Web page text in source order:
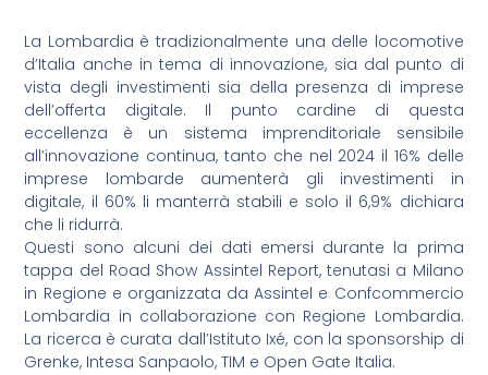
La Lombardia è tradizionalmente una delle locomotive
d’Italia anche in tema di innovazione, sia dal punto di
vista degli investimenti sia della presenza di imprese
dell’offerta digitale. Il punto cardine di questa
eccellenza è un sistema imprenditoriale sensibile
all’innovazione continua, tanto che nel 2024 il 16% delle
imprese lombarde aumenterà gli investimenti in
digitale, il 60% li manterrà stabili e solo il 6,9% dichiara
che li ridurrà.
Questi sono alcuni dei dati emersi durante la prima
tappa del Road Show Assintel Report, tenutasi a Milano
in Regione e organizzata da Assintel e Confcommercio
Lombardia in collaborazione con Regione Lombardia.
La ricerca è curata dall’Istituto Ixé, con la sponsorship di
Grenke, Intesa Sanpaolo, TIM e Open Gate Italia.